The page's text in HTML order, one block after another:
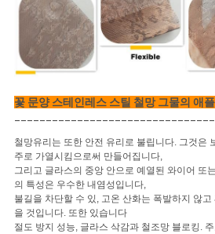
꽃 문양 스테인레스 스틸 철망 그물의 애
철망유리는 또한 안전 유리로 불립니다. 그것은
주로 가열시킴으로써 만들어집니다,
그리고 글라스의 중앙 안으로 예열된 와이어 또
의 특성은 우수한 내염성입니다,
불길을 차단할 수 있, 고온 산화는 폭발하지 않
을 것입니다. 또한 있습니다
절도 방지 성능, 글라스 삭감과 철조망 블로킹.